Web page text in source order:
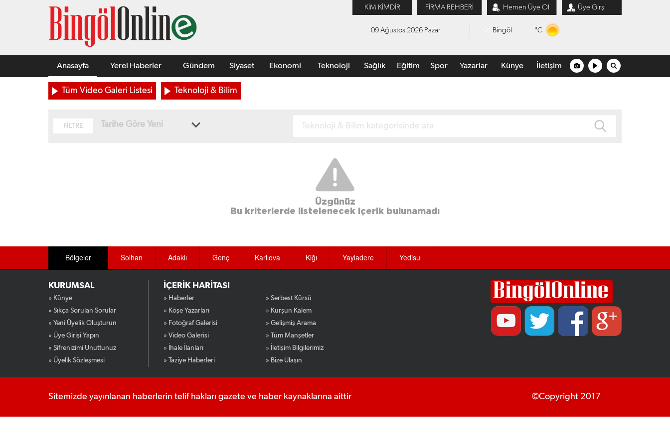
KİM KİMDİR FİRMA REHBERİ Hemen Üye Ol Üye Girşi
09 Ağustos 2026 Pazar Bingöl °C
Anasayfa Yerel Haberler Gündem Siyaset Ekonomi Teknoloji Sağlık Eğitim Spor Yazarlar Künye İletişim
Tüm Video Galeri Listesi Teknoloji & Bilim
FİLTRE Tarihe Göre Yeni
Üzgünüz
Bu kriterlerde listelenecek içerik bulunamadı
Bölgeler Solhan Adaklı Genç Karlıova Kiğı Yayladere Yedisu
KURUMSAL
» Künye
» Sıkça Sorulan Sorular
» Yeni Üyelik Oluşturun
» Üye Girişi Yapın
» Şifrenizimi Unuttunuz
» Üyelik Sözleşmesi
İÇERİK HARİTASI
» Haberler
» Köşe Yazarları
» Fotoğraf Galerisi
» Video Galerisi
» İhale İlanları
» Taziye Haberleri
» Serbest Kürsü
» Kurşun Kalem
» Gelişmiş Arama
» Tüm Manşetler
» İletişim Bilgilerimiz
» Bize Ulaşın
Sitemizde yayınlanan haberlerin telif hakları gazete ve haber kaynaklarına aittir ©Copyright 2017